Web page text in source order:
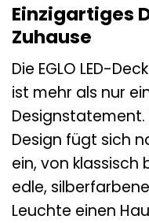
Einzigartiges
Zuhause
Die EGLO LED-
ist mehr als nur
Designstatement.
Design fügt sich
ein, von klassisch
edle,
Leuchte einen